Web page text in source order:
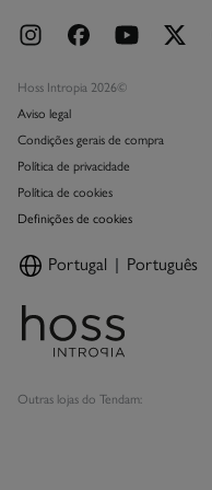
Hoss Intropia 2026©
Aviso legal
Condições gerais de compra
Política de privacidade
Política de cookies
Definições de cookies
Portugal Português
Outras lojas do Tendam: